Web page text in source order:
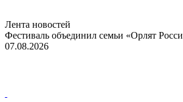
Лента новостей
Фестиваль объединил семьи «Орлят
07.08.2026